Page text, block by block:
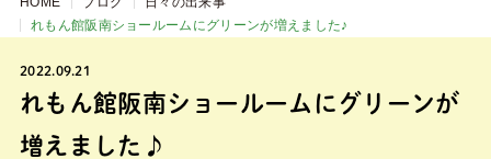
れもん館阪南ショールームにグリーンが増えました♪
2022.09.21
れもん館阪南ショールームにグリーンが
増えました♪